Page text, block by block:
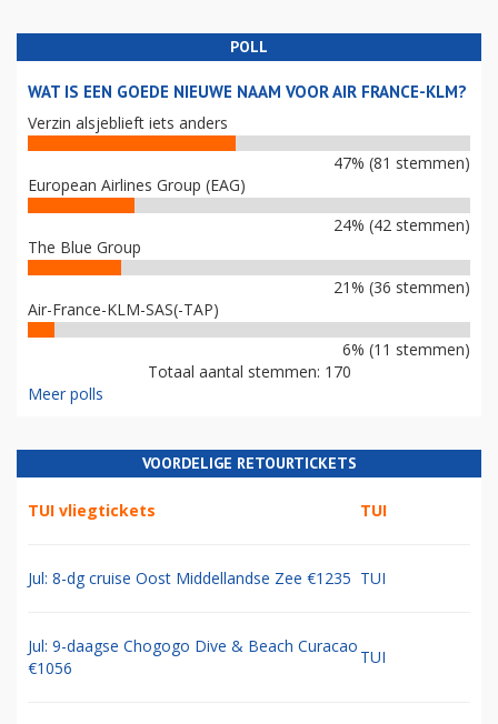
POLL
WAT IS EEN GOEDE NIEUWE NAAM VOOR AIR FRANCE-KLM?
Verzin alsjeblieft iets anders
47% (81 stemmen)
European Airlines Group (EAG)
24% (42 stemmen)
The Blue Group
21% (36 stemmen)
Air-France-KLM-SAS(-TAP)
6% (11 stemmen)
Totaal aantal stemmen: 170
Meer polls
VOORDELIGE RETOURTICKETS
TUI vliegtickets TUI
Jul: 8-dg cruise Oost Middellandse Zee €1235 TUI
Jul: 9-daagse Chogogo Dive & Beach Curacao
€1056
TUI